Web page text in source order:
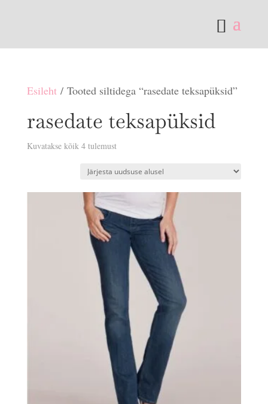
Esileht/ Tooted siltidega “rasedate teksapüksid”
rasedate teksapüksid
Kuvatakse kõik 4 tulemustSorditud